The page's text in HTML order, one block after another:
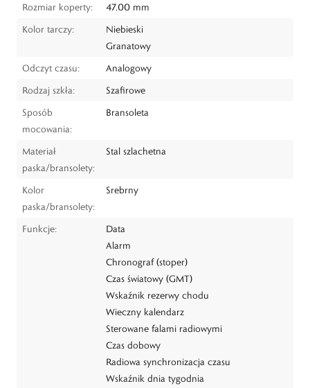
Rozmiar koperty:
47,00 mm
Kolor tarczy:
Niebieski
Granatowy
Odczyt czasu:
Analogowy
Rodzaj szkła:
Szafirowe
Sposób
mocowania:
Bransoleta
Materiał
paska/bransolety:
Stal szlachetna
Kolor
paska/bransolety:
Srebrny
Funkcje:
Data
Alarm
Chronograf (stoper)
Czas światowy (GMT)
Wskaźnik rezerwy chodu
Wieczny kalendarz
Sterowane falami radiowymi
Czas dobowy
Radiowa synchronizacja czasu
Wskaźnik dnia tygodnia